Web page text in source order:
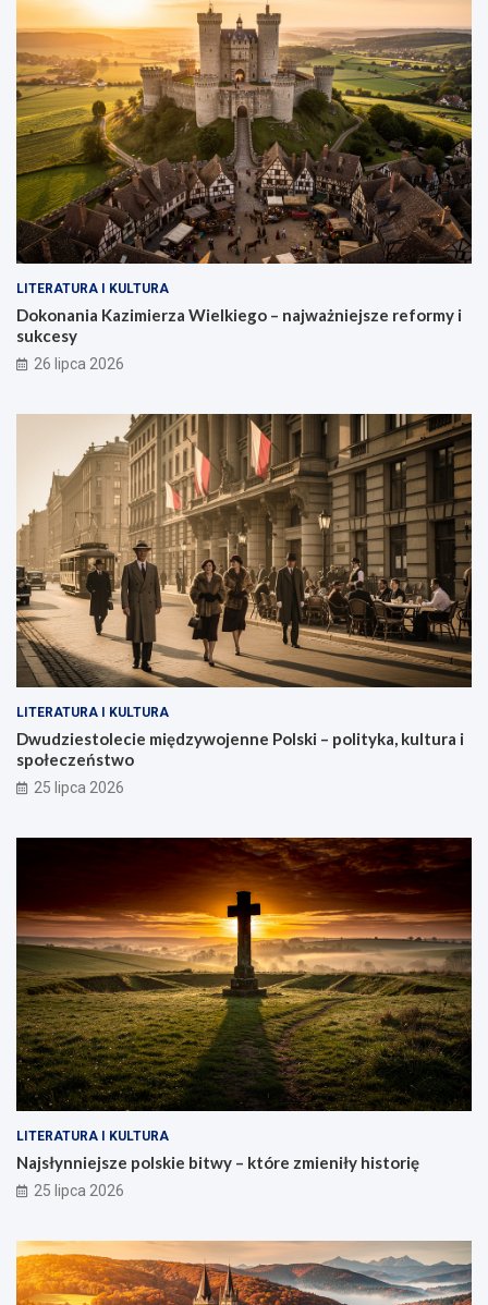
LITERATURA I KULTURA
Dokonania Kazimierza Wielkiego – najważniejsze reformy i
sukcesy
26 lipca 2026
LITERATURA I KULTURA
Dwudziestolecie międzywojenne Polski – polityka, kultura i
społeczeństwo
25 lipca 2026
LITERATURA I KULTURA
Najsłynniejsze polskie bitwy – które zmieniły historię
25 lipca 2026